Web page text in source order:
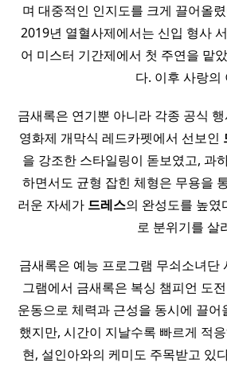
며 대중적인 인지도를 크게 끌어올
2019년 열혈사제에서는 신입 형사
어 미스터 기간제에서 첫 주연을 맡
다. 이후 사랑
금새록은 연기뿐 아니라 각종 공식
영화제 개막식 레드카펫에서 선보인
을 강조한 스타일링이 돋보였고, 과
하면서도 균형 잡힌 체형은 무용을
러운 자세가 드레스의 완성도를 높였
로 분위기를 살
금새록은 예능 프로그램 무쇠소녀
그램에서 금새록은 복싱 챔피언 도
운동으로 체력과 근성을 동시에 끌
했지만, 시간이 지날수록 빠르게 적
현, 설인아와의 케미도 주목받고 있